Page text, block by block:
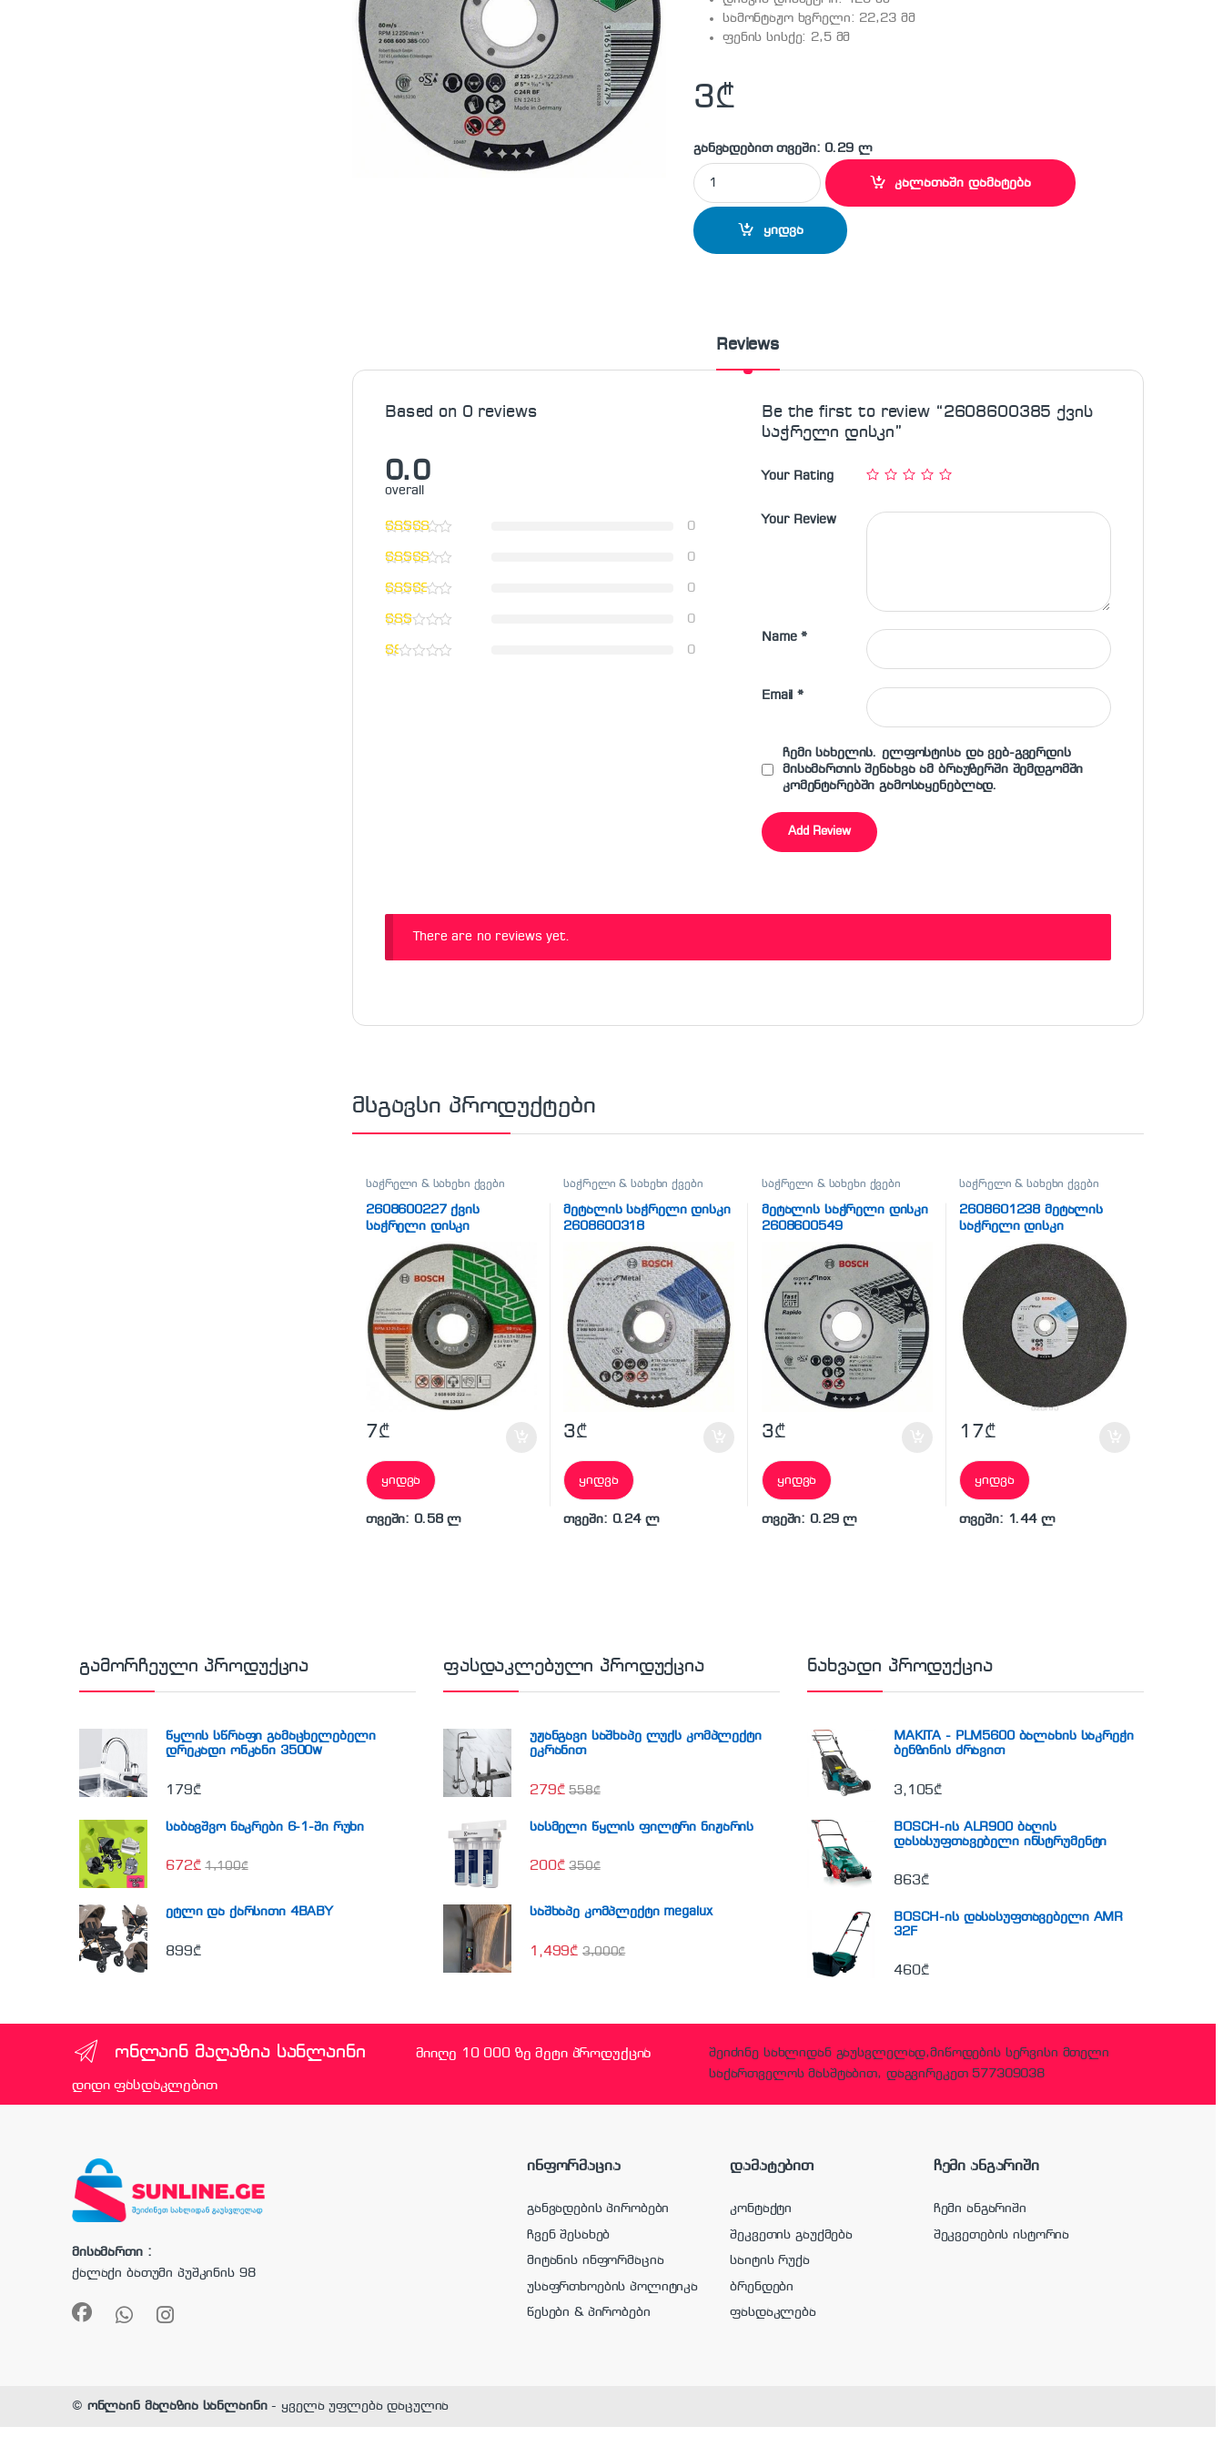
სამონტაჟო ხვრელი: 22,23 მმ
ფენის სისქე: 2,5 მმ
3₾
განვადებით თვეში: 0.29 ლ
2608600385 ქვის საჭრელი დისკი quantity
კალათაში დამატება
ყიდვა
Reviews
Based on 0 reviews
0.0
overall
0
0
0
0
0
Be the first to review “2608600385 ქვის
საჭრელი დისკი”
Your Rating
Your Review
Name*
Email*
ჩემი სახელის. ელფოსტისა და ვებ-გვერდის
მისამართის შენახვა ამ ბრაუზერში შემდგომში
კომენტარებში გამოსაყენებლად.
There are no reviews yet.
მსგავსი პროდუქტები
საჭრელი & სახეხი ქვები
2608600227 ქვის
საჭრელი დისკი
7₾
ყიდვა
თვეში: 0.58 ლ
საჭრელი & სახეხი ქვები
მეტალის საჭრელი დისკი
2608600318
3₾
ყიდვა
თვეში: 0.24 ლ
საჭრელი & სახეხი ქვები
მეტალის საჭრელი დისკი
2608600549
3₾
ყიდვა
თვეში: 0.29 ლ
საჭრელი & სახეხი ქვები
2608601238 მეტალის
საჭრელი დისკი
17₾
ყიდვა
თვეში: 1.44 ლ
გამორჩეული პროდუქცია
წყლის სწრაფი გამაცხელებელი
დრეკადი ონკანი 3500w
179₾
საბავშვო ნაკრები 6-1-ში რუხი
672₾ 1,100₾
ეტლი და ქარსითი 4BABY
899₾
ფასდაკლებული პროდუქცია
უჟანგავი საშხაპე ლუქს კომპლექტი
ეკრანით
279₾ 558₾
სასმელი წყლის ფილტრი ნიჟარის
200₾ 350₾
საშხაპე კომპლექტი megalux
1,499₾ 3,000₾
ნახვადი პროდუქცია
MAKITA - PLM5600 ბალახის საკრეჭი
ბენზინის ძრავით
3,105₾
BOSCH-ის ALR900 ბაღის
დასასუფთავებელი ინსტრუმენტი
863₾
BOSCH-ის დასასუფთავებელი AMR
32F
460₾
ონლაინ მაღაზია სანლაინი მიიღე 10 000 ზე მეტი პროდუქცია
დიდი ფასდაკლებით
შეიძინე სახლიდან გაუსვლელად,მიწოდების სერვისი მთელი
საქართველოს მასშტაბით, დაგვირეკეთ 577309038
მისამართი :
ქალაქი ბათუმი პუშკინის 98
ინფორმაცია
განვადების პირობები
ჩვენ შესახებ
მიტანის ინფორმაცია
უსაფრთხოების პოლიტიკა
წესები & პირობები
დამატებით
კონტაქტი
შეკვეთის გაუქმება
საიტის რუქა
ბრენდები
ფასდაკლება
ჩემი ანგარიში
ჩემი ანგარიში
შეკვეთების ისტორია
© ონლაინ მაღაზია სანლაინი- ყველა უფლება დაცულია